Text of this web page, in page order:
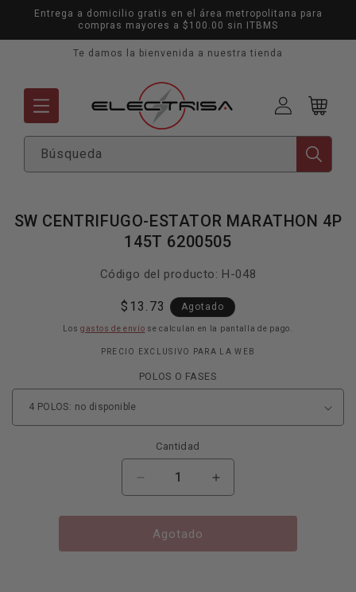
directamente
al contenido
Entrega a domicilio gratis en el área metropolitana para
compras mayores a $100.00 sin ITBMS
Te damos la bienvenida a nuestra tienda
Búsqueda
cuenta
Carrito
directamente
a la
SW CENTRIFUGO-ESTATOR MARATHON 4P
145T 6200505
Código del producto: SKU:
H-048
Precio
habitual
$13.73 Agotado
Losgastos de envío se calculan en la pantalla de pago.
PRECIO EXCLUSIVO PARA LA WEB
POLOS O FASES
Cantidad
Reducir
cantidad
para
SW
CENTRIFUGO-
Aumentar
cantidad
para
CENTRIFUGO-
Agotado